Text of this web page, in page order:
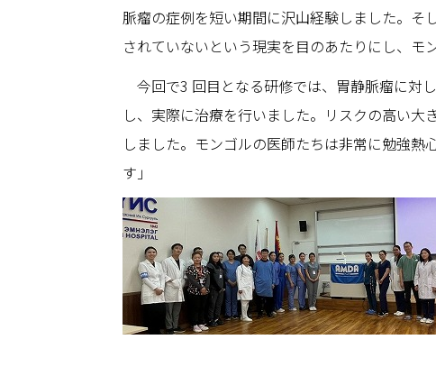
脈瘤の症例を短い期間に沢山経験しました。そ
されていないという現実を目のあたりにし、モ
今回で3 回目となる研修では、胃静脈瘤に対
し、実際に治療を行いました。リスクの高い
しました。モンゴルの医師たちは非常に勉強
す」